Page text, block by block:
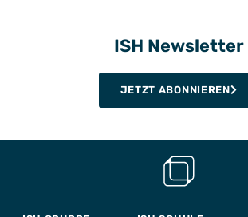
ISH Newsletter
JETZT ABONNIEREN